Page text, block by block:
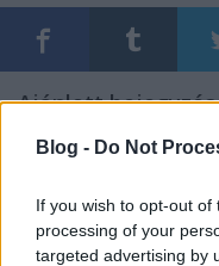
Blog - Do Not
If you wish to opt-out
processing of your
targeted advertising by
Ajánlott